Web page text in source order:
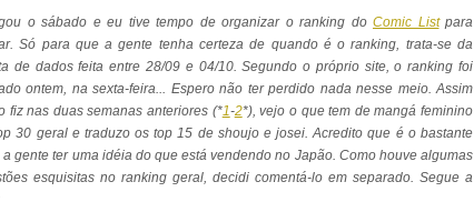
o sábado e eu tive tempo de organizar o ranking do Comic Listpara
Só para que a gente tenha certeza de quando é o ranking, trata-se da
de dados feita entre 28/09 e 04/10. Segundo o próprio site, o ranking foi
ontem, na sexta-feira... Espero não ter perdido nada nesse meio. Assim
fiz nas duas semanas anteriores (*1-2*), vejo o que tem de mangá feminino
30 geral e traduzo os top 15 de shoujo e josei. Acredito que é o bastante
a gente ter uma idéia do que está vendendo no Japão. Como houve algumas
esquisitas no ranking geral, decidi comentá-lo em separado. Segue a